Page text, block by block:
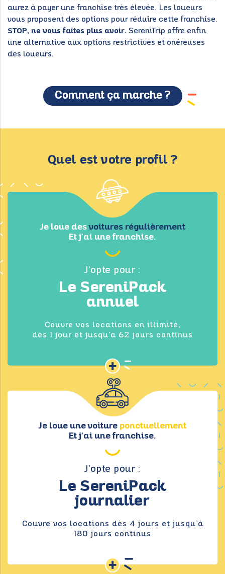
aurez à payer une franchise très élevée. Les loueurs
vous proposent des options pour réduire cette franchise.
STOP, ne vous faites plus avoir. SereniTrip offre enfin
une alternative aux options restrictives et onéreuses
des loueurs.
Comment ça marche ?
Quel est votre profil ?
Je loue desvoitures régulièrement
Et j’ai une franchise.
J’opte pour :
Le SereniPack
annuel
Couvre vos locations en illimité,
dès 1 jour et jusqu’à 62 jours continus
+
Je loue une voiture ponctuellement
Et j’ai une franchise.
J’opte pour :
Le SereniPack
journalier
Couvre vos locations dès 4 jours et jusqu’à
180 jours continus
+